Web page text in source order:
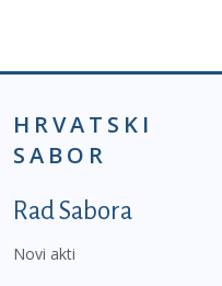
HRVATSKI
SABOR
Podnožje prvi
Rad Sabora
Novi akti